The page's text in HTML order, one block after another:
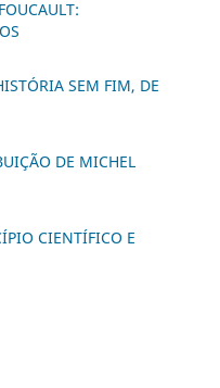
SEM FIM, DE
DE MICHEL
CIENTÍFICO E